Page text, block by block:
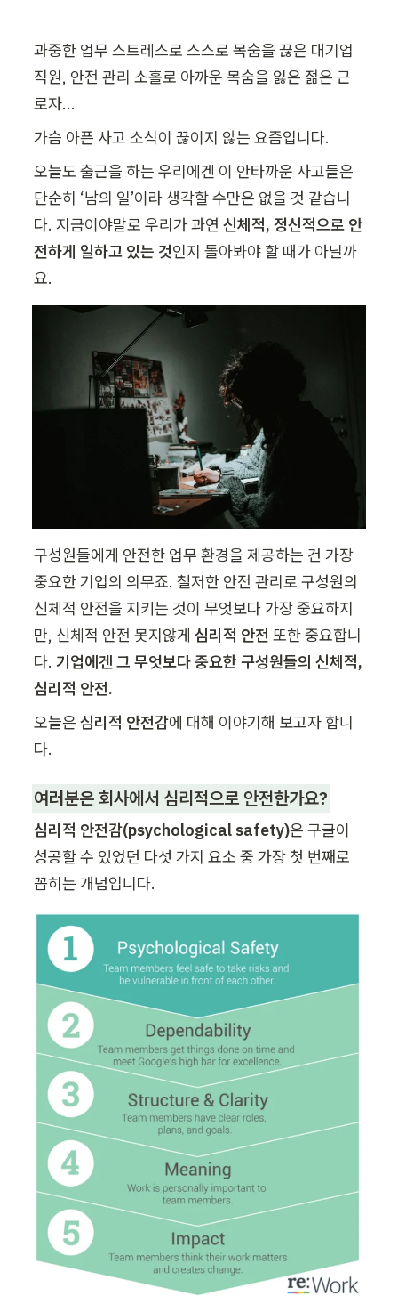
과중한 업무 스트레스로 스스로 목숨을 끊은 대기업
직원, 안전 관리 소홀로 아까운 목숨을 잃은 젊은 근
로자...
가슴 아픈 사고 소식이 끊이지 않는 요즘입니다.
오늘도 출근을 하는 우리에겐 이 안타까운 사고들은
단순히 ‘남의 일’이라 생각할 수만은 없을 것 같습니
다. 지금이야말로 우리가 과연 신체적, 정신적으로 안
전하게 일하고 있는 것인지 돌아봐야 할 때가 아닐까
요.
구성원들에게 안전한 업무 환경을 제공하는 건 가장
중요한 기업의 의무죠. 철저한 안전 관리로 구성원의
신체적 안전을 지키는 것이 무엇보다 가장 중요하지
만, 신체적 안전 못지않게 심리적 안전 또한 중요합니
다. 기업에겐 그 무엇보다 중요한 구성원들의 신체적,
심리적 안전.
오늘은 심리적 안전감에 대해 이야기해 보고자 합니
다.
여러분은 회사에서 심리적으로 안전한가요?
심리적 안전감(psychological safety)은 구글이
성공할 수 있었던 다섯 가지 요소 중 가장 첫 번째로
꼽히는 개념입니다.